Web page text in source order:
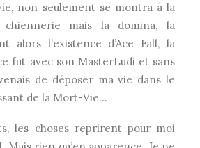
non seulement se montra à la
mais la domina, la
alors l’existence d’Ace Fall, la
fut avec son MasterLudi et sans
de déposer ma vie dans le
de la Mort-Vie…
les choses reprirent pour moi